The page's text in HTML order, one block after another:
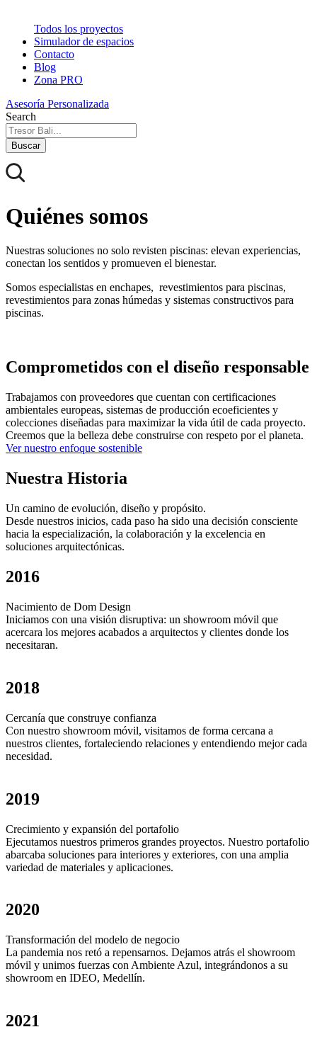
Todos los proyectos
Simulador de espacios
Contacto
Blog
Zona PRO
Asesoría Personalizada
Search
Buscar
Quiénes somos
Nuestras soluciones no solo revisten piscinas: elevan experiencias,
conectan los sentidos y promueven el bienestar.
Somos especialistas en enchapes, revestimientos para piscinas,
revestimientos para zonas húmedas y sistemas constructivos para
piscinas.
Comprometidos con el diseño responsable
Trabajamos con proveedores que cuentan con certificaciones
ambientales europeas, sistemas de producción ecoeficientes y
colecciones diseñadas para maximizar la vida útil de cada proyecto.
Creemos que la belleza debe construirse con respeto por el planeta.
Ver nuestro enfoque sostenible
Nuestra Historia
Un camino de evolución, diseño y propósito.
Desde nuestros inicios, cada paso ha sido una decisión consciente
hacia la especialización, la colaboración y la excelencia en
soluciones arquitectónicas.
2016
Nacimiento de Dom Design
Iniciamos con una visión disruptiva: un showroom móvil que
acercara los mejores acabados a arquitectos y clientes donde los
necesitaran.
2018
Cercanía que construye confianza
Con nuestro showroom móvil, visitamos de forma cercana a
nuestros clientes, fortaleciendo relaciones y entendiendo mejor cada
necesidad.
2019
Crecimiento y expansión del portafolio
Ejecutamos nuestros primeros grandes proyectos. Nuestro portafolio
abarcaba soluciones para interiores y exteriores, con una amplia
variedad de materiales y aplicaciones.
2020
Transformación del modelo de negocio
La pandemia nos retó a repensarnos. Dejamos atrás el showroom
móvil y unimos fuerzas con Ambiente Azul, integrándonos a su
showroom en IDEO, Medellín.
2021